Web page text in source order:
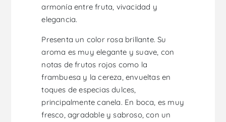
armonía entre fruta, vivacidad y
elegancia.
Presenta un color rosa brillante. Su
aroma es muy elegante y suave, con
notas de frutos rojos como la
frambuesa y la cereza, envueltas en
toques de especias dulces,
principalmente canela. En boca, es muy
fresco, agradable y sabroso, con un